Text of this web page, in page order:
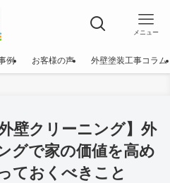
メニュー
例 お客様の声 外壁塗装工事コラム
外壁クリーニング】外
グで家の価値を高め
ておくべきこと